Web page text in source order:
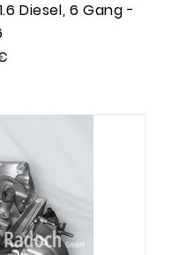
Diesel, 6 Gang -